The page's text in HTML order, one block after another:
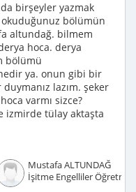
birşeyler yazmak
bölümün
altundağ. bilmem
hoca. derya
bölümü
ya. onun gibi bir
lazım. şeker
varmı sizce?
izmirde tülay aktaşta
Mustafa ALTUNDAĞ
İşitme Engelliler